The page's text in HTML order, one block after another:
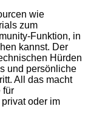
wie
zum
Funktion, in
kannst. Der
Hürden
und persönliche
All das macht
für
oder im